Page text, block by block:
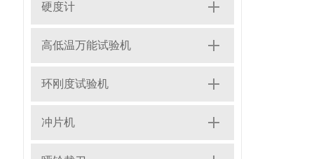
硬度计
高低温万能试验机
环刚度试验机
冲片机